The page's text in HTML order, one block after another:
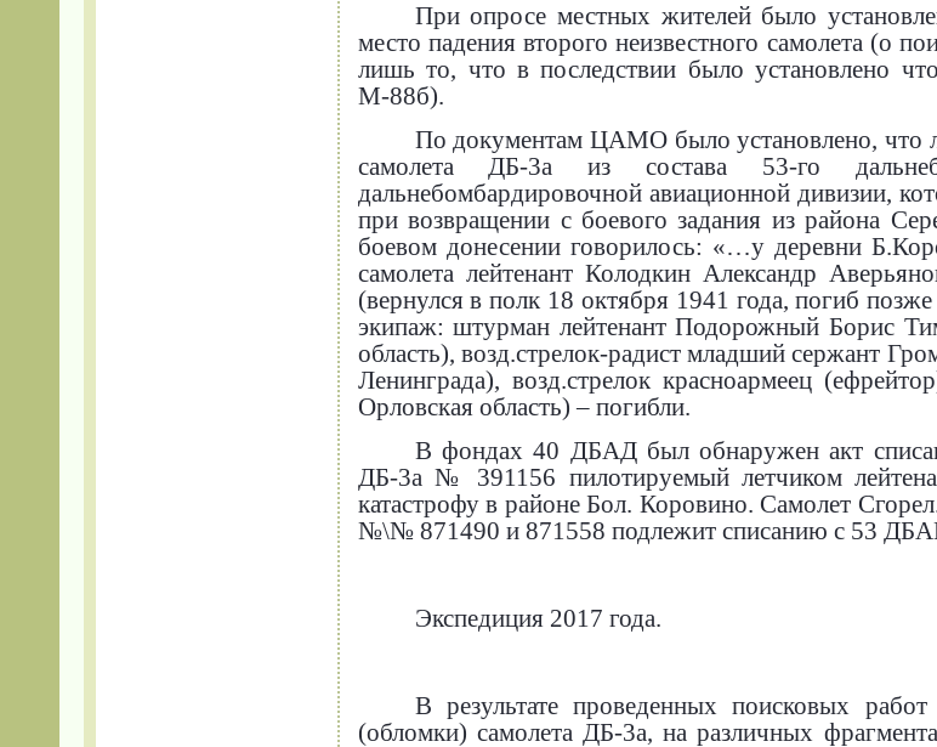
При опросе местных жителей было
место падения второго неизвестного самолета (о
лишь то, что в последствии было установлено
М-88б).
По документам ЦАМО было установлено, что
самолета ДБ-3а из состава 53-го
дальнебомбардировочной авиационной дивизии,
при возвращении с боевого задания из района
боевом донесении говорилось: «…у деревни
самолета лейтенант Колодкин Александр
(вернулся в полк 18 октября 1941 года, погиб
экипаж: штурман лейтенант Подорожный Борис
область), возд.стрелок-радист младший сержант
Ленинграда), возд.стрелок красноармеец
Орловская область) – погибли.
В фондах 40 ДБАД был обнаружен акт
ДБ-3а № 391156 пилотируемый летчиком
катастрофу в районе Бол. Коровино. Самолет
№\№ 871490 и 871558 подлежит списанию с 53
Экспедиция 2017 года.
В результате проведенных поисковых
(обломки) самолета ДБ-3а, на различных